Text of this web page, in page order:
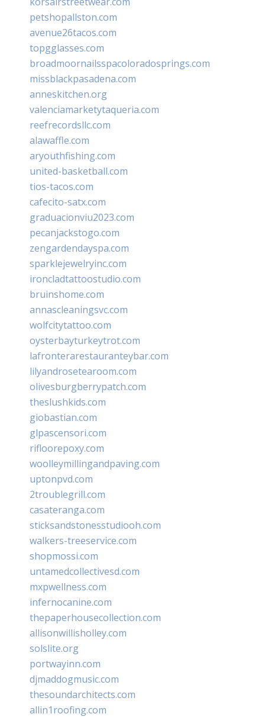
petshopallston.com
avenue26tacos.com
topgglasses.com
broadmoornailsspacoloradosprings.com
missblackpasadena.com
anneskitchen.org
valenciamarketytaqueria.com
reefrecordsllc.com
alawaffle.com
aryouthfishing.com
united-basketball.com
tios-tacos.com
cafecito-satx.com
graduacionviu2023.com
pecanjackstogo.com
zengardendayspa.com
sparklejewelryinc.com
ironcladtattoostudio.com
bruinshome.com
annascleaningsvc.com
wolfcitytattoo.com
oysterbayturkeytrot.com
lafronterarestauranteybar.com
lilyandrosetearoom.com
olivesburgberrypatch.com
theslushkids.com
giobastian.com
glpascensori.com
rifloorepoxy.com
woolleymillingandpaving.com
uptonpvd.com
2troublegrill.com
casateranga.com
sticksandstonesstudiooh.com
walkers-treeservice.com
shopmossi.com
untamedcollectivesd.com
mxpwellness.com
infernocanine.com
thepaperhousecollection.com
allisonwillisholley.com
solslite.org
portwayinn.com
djmaddogmusic.com
thesoundarchitects.com
allin1roofing.com